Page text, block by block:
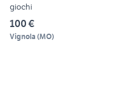
giochi
100 €
Vignola (MO)